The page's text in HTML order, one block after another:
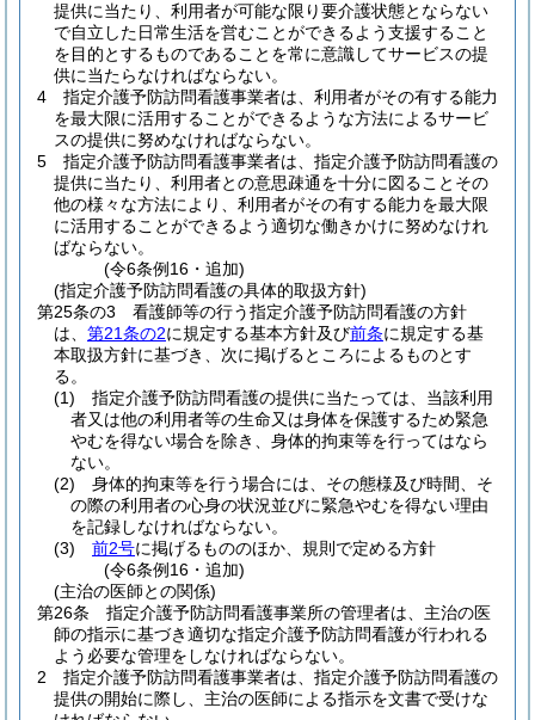
提供に当たり、利用者が可能な限り要介護状態とならない
で自立した日常生活を営むことができるよう支援すること
を目的とするものであることを常に意識してサービスの提
供に当たらなければならない。
4
指定介護予防訪問看護事業者は、利用者がその有する能力
を最大限に活用することができるような方法によるサービ
スの提供に努めなければならない。
5
指定介護予防訪問看護事業者は、指定介護予防訪問看護の
提供に当たり、利用者との意思疎通を十分に図ることその
他の様々な方法により、利用者がその有する能力を最大限
に活用することができるよう適切な働きかけに努めなけれ
ばならない。
(令6条例16・追加)
(指定介護予防訪問看護の具体的取扱方針)
第25条の3
看護師等の行う指定介護予防訪問看護の方針
は、 第21条の2に規定する基本方針及び前条に規定する基
本取扱方針に基づき、次に掲げるところによるものとす
る。
(1)
指定介護予防訪問看護の提供に当たっては、当該利用
者又は他の利用者等の生命又は身体を保護するため緊急
やむを得ない場合を除き、身体的拘束等を行ってはなら
ない。
(2)
身体的拘束等を行う場合には、その態様及び時間、そ
の際の利用者の心身の状況並びに緊急やむを得ない理由
を記録しなければならない。
(3)
前2号に掲げるもののほか、規則で定める方針
(令6条例16・追加)
(主治の医師との関係)
第26条
指定介護予防訪問看護事業所の管理者は、主治の医
師の指示に基づき適切な指定介護予防訪問看護が行われる
よう必要な管理をしなければならない。
2
指定介護予防訪問看護事業者は、指定介護予防訪問看護の
提供の開始に際し、主治の医師による指示を文書で受けな